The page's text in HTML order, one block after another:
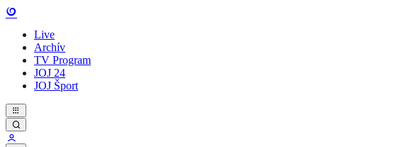
Live
Archív
TV Program
JOJ 24
JOJ Šport